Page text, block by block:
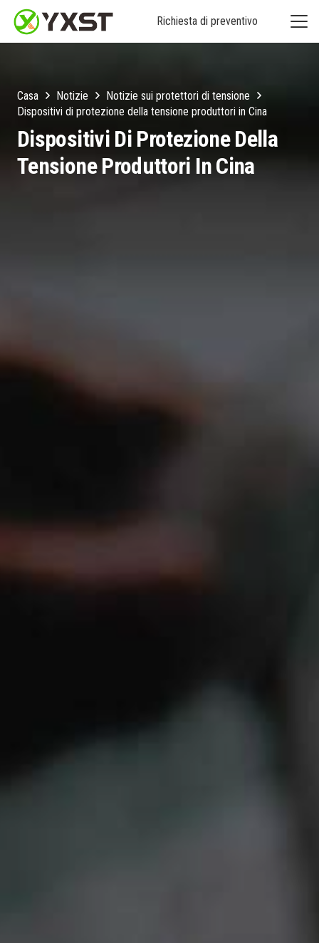
Richiesta di preventivo
Casa Notizie
Notizie sui protettori di tensione
Dispositivi di protezione della tensione produttori in Cina
Dispositivi Di Protezione Della
Tensione Produttori In Cina